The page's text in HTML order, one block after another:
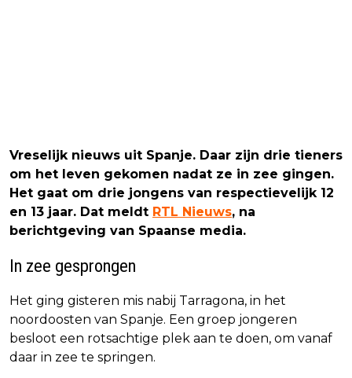
Vreselijk nieuws uit Spanje. Daar zijn drie tieners
om het leven gekomen nadat ze in zee gingen.
Het gaat om drie jongens van respectievelijk 12
en 13 jaar. Dat meldt RTL Nieuws, na
berichtgeving van Spaanse media.
In zee gesprongen
Het ging gisteren mis nabij Tarragona, in het
noordoosten van Spanje. Een groep jongeren
besloot een rotsachtige plek aan te doen, om vanaf
daar in zee te springen.